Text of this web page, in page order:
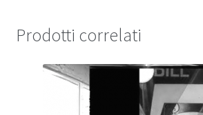
Prodotti correlati